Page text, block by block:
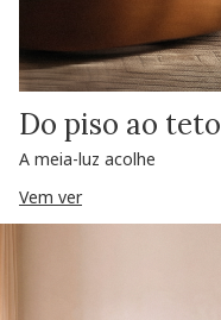
Do piso ao teto
A meia-luz acolhe
Vem ver